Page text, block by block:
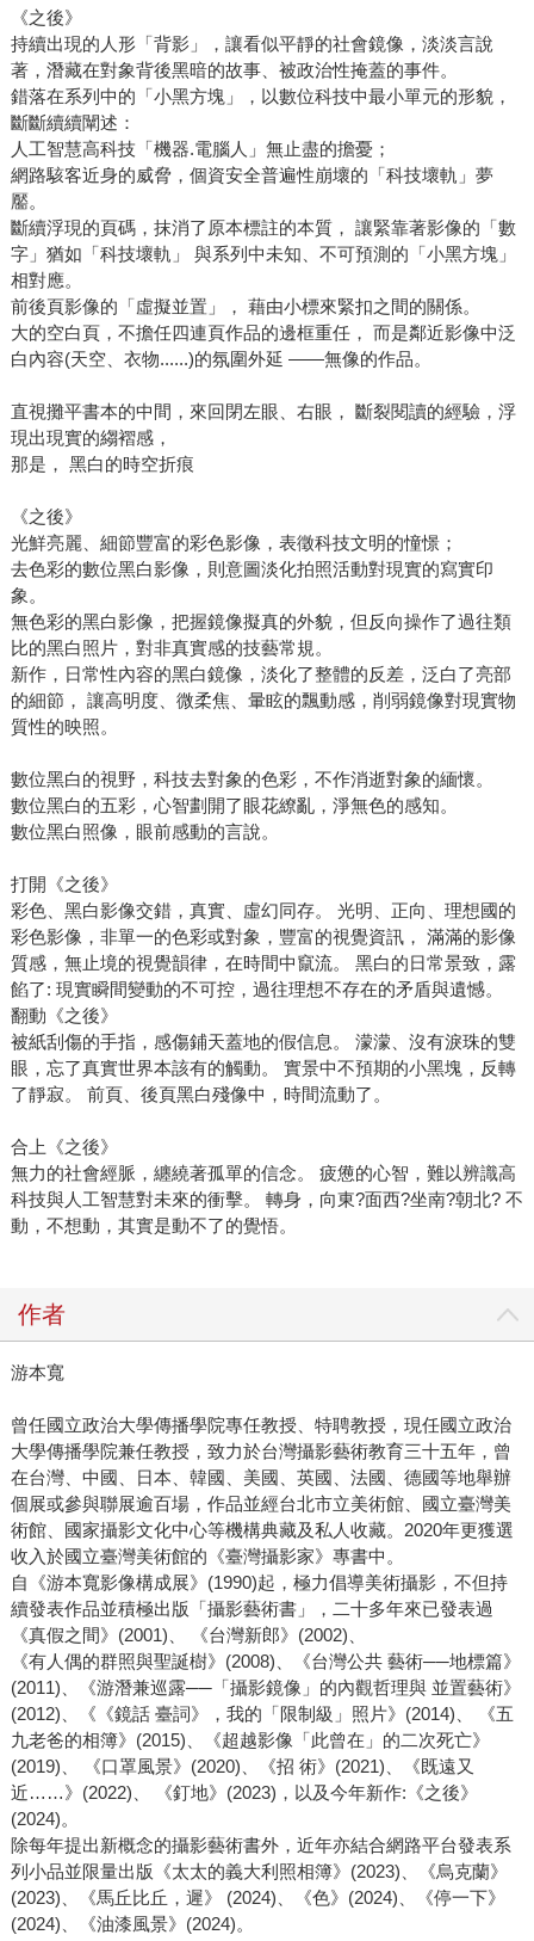
《之後》
持續出現的人形「背影」，讓看似平靜的社會鏡像，淡淡言說
著，潛藏在對象背後黑暗的故事、被政治性掩蓋的事件。
錯落在系列中的「小黑方塊」，以數位科技中最小單元的形貌，
斷斷續續闡述：
人工智慧高科技「機器.電腦人」無止盡的擔憂；
網路駭客近身的威脅，個資安全普遍性崩壞的「科技壞軌」夢
靨。
斷續浮現的頁碼，抹消了原本標註的本質， 讓緊靠著影像的「數
字」猶如「科技壞軌」 與系列中未知、不可預測的「小黑方塊」
相對應。
前後頁影像的「虛擬並置」， 藉由小標來緊扣之間的關係。
大的空白頁，不擔任四連頁作品的邊框重任， 而是鄰近影像中泛
白內容(天空、衣物......)的氛圍外延 ――無像的作品。
直視攤平書本的中間，來回閉左眼、右眼， 斷裂閱讀的經驗，浮
現出現實的縐褶感，
那是， 黑白的時空折痕
《之後》
光鮮亮麗、細節豐富的彩色影像，表徵科技文明的憧憬；
去色彩的數位黑白影像，則意圖淡化拍照活動對現實的寫實印
象。
無色彩的黑白影像，把握鏡像擬真的外貌，但反向操作了過往類
比的黑白照片，對非真實感的技藝常規。
新作，日常性內容的黑白鏡像，淡化了整體的反差，泛白了亮部
的細節， 讓高明度、微柔焦、暈眩的飄動感，削弱鏡像對現實物
質性的映照。
數位黑白的視野，科技去對象的色彩，不作消逝對象的緬懷。
數位黑白的五彩，心智劃開了眼花繚亂，淨無色的感知。
數位黑白照像，眼前感動的言說。
打開《之後》
彩色、黑白影像交錯，真實、虛幻同存。 光明、正向、理想國的
彩色影像，非單一的色彩或對象，豐富的視覺資訊， 滿滿的影像
質感，無止境的視覺韻律，在時間中竄流。 黑白的日常景致，露
餡了: 現實瞬間變動的不可控，過往理想不存在的矛盾與遺憾。
翻動《之後》
被紙刮傷的手指，感傷鋪天蓋地的假信息。 濛濛、沒有淚珠的雙
眼，忘了真實世界本該有的觸動。 實景中不預期的小黑塊，反轉
了靜寂。 前頁、後頁黑白殘像中，時間流動了。
合上《之後》
無力的社會經脈，纏繞著孤單的信念。 疲憊的心智，難以辨識高
科技與人工智慧對未來的衝擊。 轉身，向東?面西?坐南?朝北? 不
動，不想動，其實是動不了的覺悟。
作者
游本寬
曾任國立政治大學傳播學院專任教授、特聘教授，現任國立政治
大學傳播學院兼任教授，致力於台灣攝影藝術教育三十五年，曾
在台灣、中國、日本、韓國、美國、英國、法國、德國等地舉辦
個展或參與聯展逾百場，作品並經台北市立美術館、國立臺灣美
術館、國家攝影文化中心等機構典藏及私人收藏。2020年更獲選
收入於國立臺灣美術館的《臺灣攝影家》專書中。
自《游本寬影像構成展》(1990)起，極力倡導美術攝影，不但持
續發表作品並積極出版「攝影藝術書」，二十多年來已發表過
《真假之間》(2001)、 《台灣新郎》(2002)、
《有人偶的群照與聖誕樹》(2008)、《台灣公共 藝術──地標篇》
(2011)、《游潛兼巡露──「攝影鏡像」的內觀哲理與 並置藝術》
(2012)、《《鏡話 臺詞》，我的「限制級」照片》(2014)、 《五
九老爸的相簿》(2015)、《超越影像「此曾在」的二次死亡》
(2019)、 《口罩風景》(2020)、《招 術》(2021)、《既遠又
近……》(2022)、 《釘地》(2023)，以及今年新作:《之後》
(2024)。
除每年提出新概念的攝影藝術書外，近年亦結合網路平台發表系
列小品並限量出版《太太的義大利照相簿》(2023)、《烏克蘭》
(2023)、《馬丘比丘，遲》 (2024)、《色》(2024)、《停一下》
(2024)、《油漆風景》(2024)。